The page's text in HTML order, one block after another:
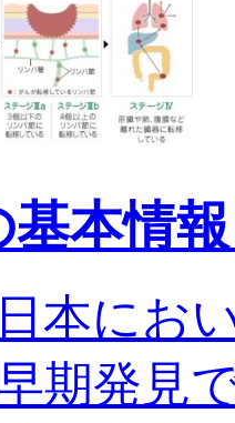
本情
本にお
期発見